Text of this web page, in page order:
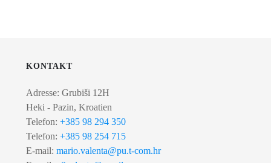
KONTAKT
Adresse: Grubiši 12H
Heki - Pazin, Kroatien
Telefon: +385 98 294 350
Telefon: +385 98 254 715
E-mail: mario.valenta@pu.t-com.hr